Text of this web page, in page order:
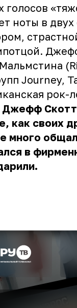
голосов
ноты в двух
Journey,
рок-
как своих
много
в